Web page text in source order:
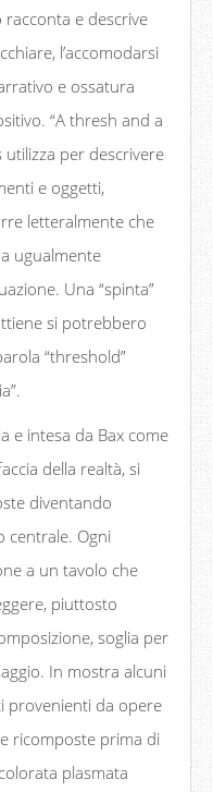
e descrive
l’accomodarsi
e ossatura
“A thresh and a
utilizza per descrivere
e oggetti,
letteralmente che
ugualmente
Una “spinta”
si potrebbero
“threshold”
e intesa da Bax come
della realtà, si
diventando
centrale. Ogni
a un tavolo che
piuttosto
soglia per
In mostra alcuni
provenienti da opere
ricomposte prima di
plasmata